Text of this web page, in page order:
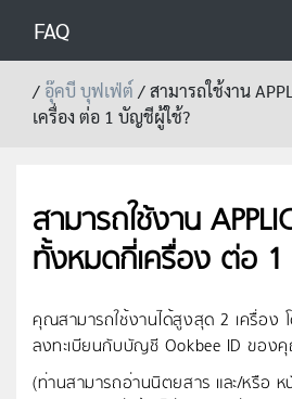
FAQ
/ อุ๊คบี บุฟเฟ่ต์ /สามารถใช้งาน
เครื่อง ต่อ 1 บัญชีผู้ใช้?